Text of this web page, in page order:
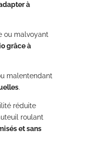
à
malvoyant
grâce à
malentendant
.
réduite
roulant
et sans